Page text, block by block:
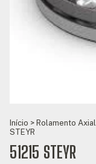
Início > Rolamento
STEYR
51215 STEYR